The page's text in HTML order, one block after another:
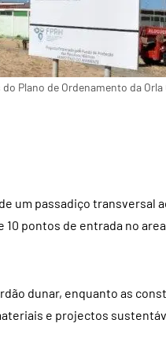
Plano de Ordenamento da Orla
um passadiço transversal
pontos de entrada no
dunar, enquanto as
e projectos